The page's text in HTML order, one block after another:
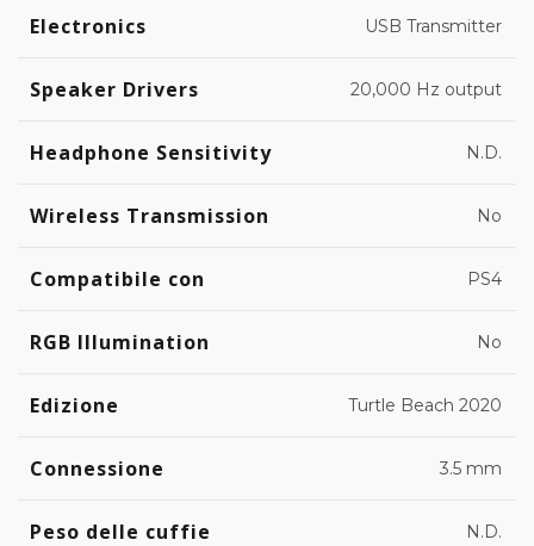
Electronics USB Transmitter
Speaker Drivers 20,000 Hz output
Headphone Sensitivity N.D.
Wireless Transmission No
Compatibile con PS4
RGB Illumination No
Edizione Turtle Beach 2020
Connessione 3.5 mm
Peso delle cuffie N.D.